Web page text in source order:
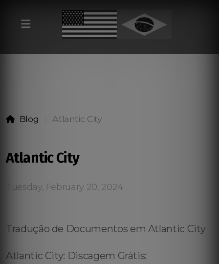
Blog Atlantic City
Atlantic City
Tuesday, February 20, 2024
Tradução de Documentos em Atlantic City
Atlantic City: Discagem Grátis: